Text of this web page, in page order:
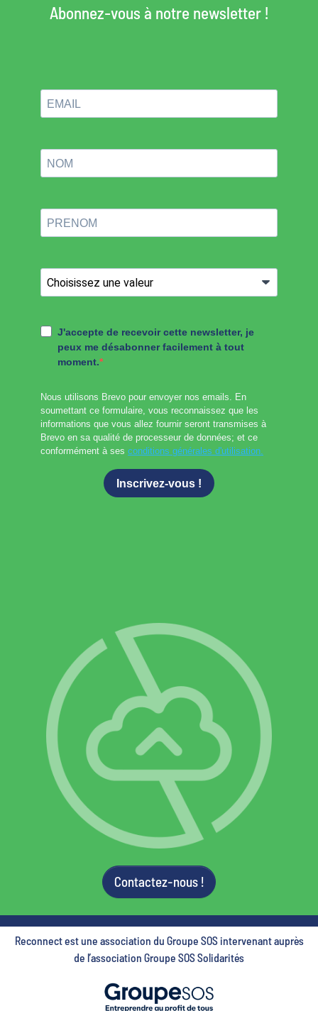
Abonnez-vous à notre newsletter !
Contactez-nous !
Reconnect est une association du Groupe SOS intervenant auprès
de l’association Groupe SOS Solidarités